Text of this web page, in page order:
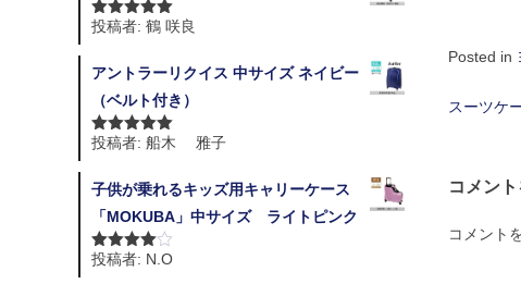
Posted in
投
ナ
ビ
スーツケ
コメン
コメント
5段階中 5の
投稿者: 鶴 咲良
アントラーリクイス 中サイズ ネイビー
（ベルト付き）
5段階中 5の
投稿者: 船木 雅子
子供が乗れるキッズ用キャリーケース
「MOKUBA」中サイズ ライトピンク
5段階中 4
投稿者: N.O